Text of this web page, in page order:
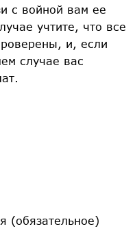
с войной вам ее
учтите, что все
и, если
случае вас
(обязательное)